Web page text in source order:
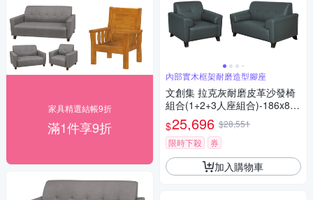
家具精選結帳9折
滿1件享9折
內部實木框架耐磨造型腳座
文創集 拉克灰耐磨皮革沙發椅
組合(1+2+3人座組合)-186x80x
83cm免組
$25,696 $28,551
限時下殺
券
加入購物車